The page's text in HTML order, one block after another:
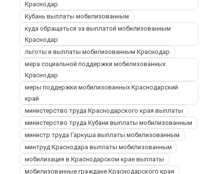
Краснодар
Кубань выплаты мобилизованным
куда обращаться за выплатой мобилизованным
Краснодар
льготы и выплаты мобилизованным Краснодар
мера социальной поддержки мобилизованных
Краснодар
меры поддержки мобилизованных Краснодарский
край
министерство труда Краснодарского края выплаты
министерство труда Кубани выплаты мобилизованным
министр труда Гаркуша выплаты мобилизованным
минтруд Краснодара выплаты мобилизованным
мобилизация в Краснодарском крае выплаты
мобилизованные граждане Краснодарского края